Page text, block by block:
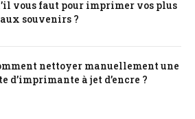
vous faut pour imprimer vos plus
souvenirs ?
nettoyer manuellement une
d’imprimante à jet d’encre ?